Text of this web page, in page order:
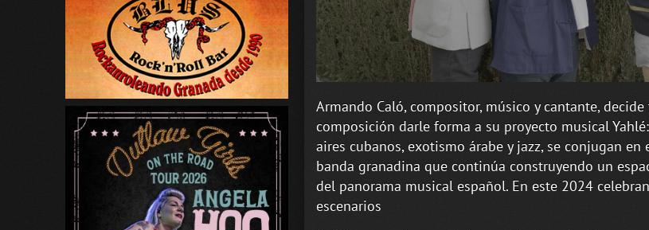
Armando Caló, compositor, músico y cantante,
composición darle forma a su proyecto musical
aires cubanos, exotismo árabe y jazz, se conjugan en
banda granadina que continúa construyendo un
del panorama musical español. En este 2024
escenarios